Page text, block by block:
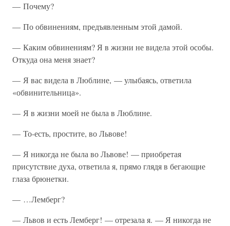
— Почему?
— По обвинениям, предъявленным этой дамой.
— Каким обвинениям? Я в жизни не видела этой особы.
Откуда она меня знает?
— Я вас видела в Люблине, — улыбаясь, ответила
«обвинительница».
— Я в жизни моей не была в Люблине.
— То-есть, простите, во Львове!
— Я никогда не была во Львове! — приобретая
присутствие духа, ответила я, прямо глядя в бегающие
глаза брюнетки.
— …Лемберг?
— Львов и есть Лемберг! — отрезала я. — Я никогда не